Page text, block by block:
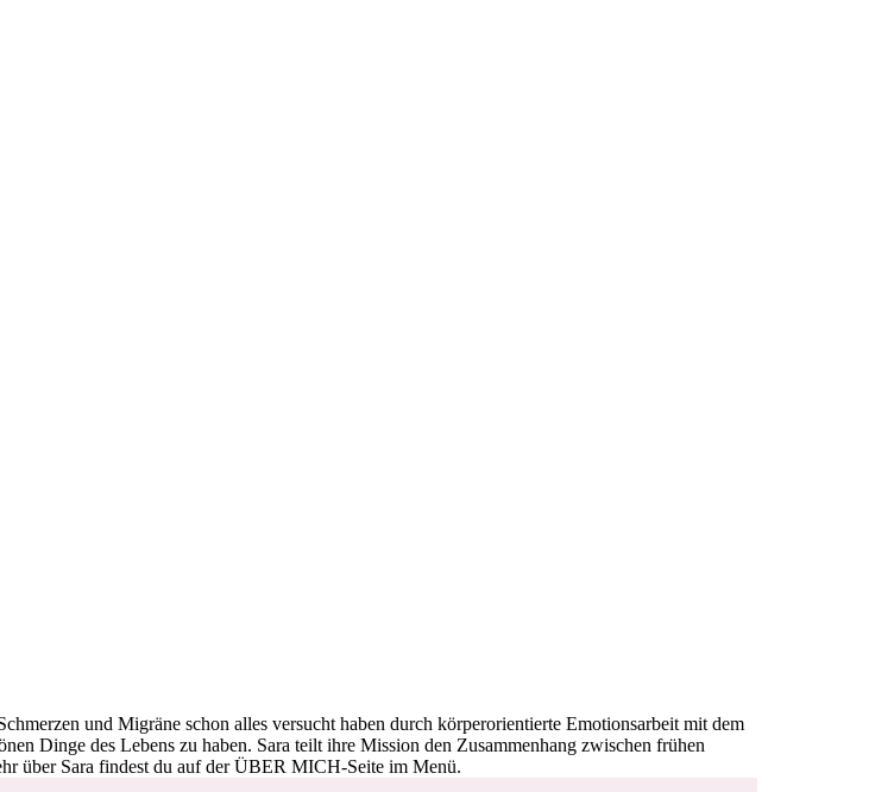
und Migräne schon alles versucht haben durch körperorientierte Emotionsarbeit mit dem
Dinge des Lebens zu haben. Sara teilt ihre Mission den Zusammenhang zwischen frühen
über Sara findest du auf der ÜBER MICH-Seite im Menü.